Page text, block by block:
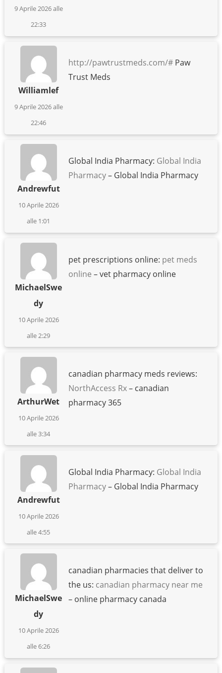
9 Aprile 2026 alle
22:33
Williamlef
9 Aprile 2026 alle
22:46
http://pawtrustmeds.com/#Paw
Trust Meds
Andrewfut
10 Aprile 2026
alle 1:01
Global India Pharmacy: Global India
Pharmacy– Global India Pharmacy
MichaelSwe
dy
10 Aprile 2026
alle 2:29
pet prescriptions online: pet meds
online – vet pharmacy online
ArthurWet
10 Aprile 2026
alle 3:34
canadian pharmacy meds reviews:
NorthAccess Rx– canadian
pharmacy 365
Andrewfut
10 Aprile 2026
alle 4:55
Global India Pharmacy: Global India
Pharmacy– Global India Pharmacy
MichaelSwe
dy
10 Aprile 2026
alle 6:26
canadian pharmacies that deliver to
the us: canadian pharmacy near me
– online pharmacy canada